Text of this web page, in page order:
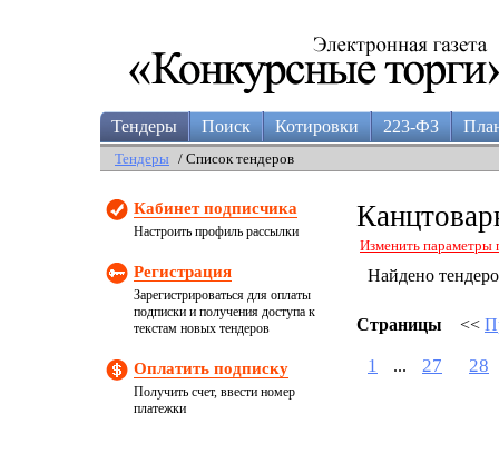
Тендеры Поиск Котировки 223-ФЗ
Тендеры / Список тендеров
Кабинет подписчика
Настроить профиль рассылки
Регистрация
Зарегистрироваться для оплаты
подписки и получения доступа к
текстам новых тендеров
Оплатить подписку
Получить счет, ввести номер
платежки
Изменить параметры
Найдено
Страницы <<
1 ... 27 28